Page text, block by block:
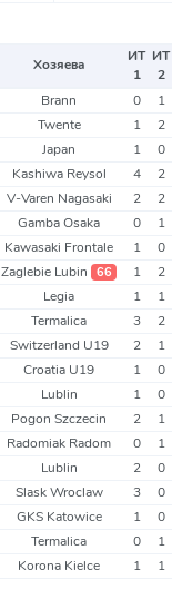
Хозяева
ИТ
1
ИТ
2
Brann 0 1
Twente 1 2
Japan 1 0
Kashiwa Reysol 4 2
V-Varen Nagasaki 2 2
Gamba Osaka 0 1
Kawasaki Frontale 1 0
Zaglebie Lubin 66 1 2
Legia 1 1
Termalica 3 2
Switzerland U19 2 1
Croatia U19 1 0
Lublin 1 0
Pogon Szczecin 2 1
Radomiak Radom 0 1
Lublin 2 0
Slask Wroclaw 3 0
GKS Katowice 1 0
Termalica 0 1
Korona Kielce 1 1